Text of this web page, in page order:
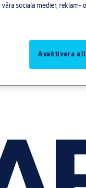
sociala medier, reklam-
Avaktivera